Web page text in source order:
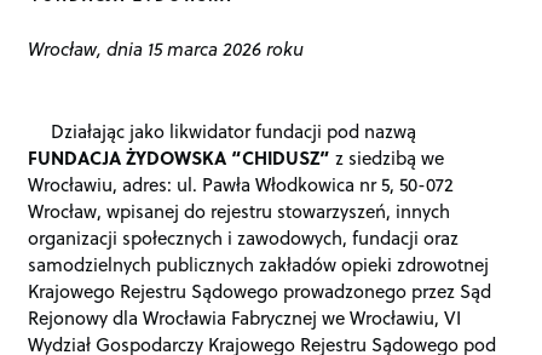
Wrocław, dnia 15 marca 2026 roku
Działając jako likwidator fundacji pod nazwą
FUNDACJA ŻYDOWSKA “CHIDUSZ”z siedzibą we
Wrocławiu, adres: ul. Pawła Włodkowica nr 5, 50-072
Wrocław, wpisanej do rejestru stowarzyszeń, innych
organizacji społecznych i zawodowych, fundacji oraz
samodzielnych publicznych zakładów opieki zdrowotnej
Krajowego Rejestru Sądowego prowadzonego przez Sąd
Rejonowy dla Wrocławia Fabrycznej we Wrocławiu, VI
Wydział Gospodarczy Krajowego Rejestru Sądowego pod